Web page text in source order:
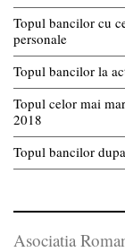
Topul bancilor cu
personale
Topul bancilor la
Topul celor mai
2018
Topul bancilor
Asociatia